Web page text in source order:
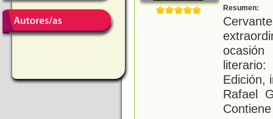
Resumen:
Edición,
Rafael